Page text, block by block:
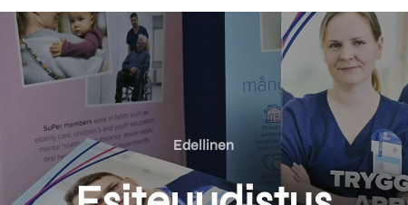
Edellinen
Edellinen